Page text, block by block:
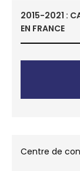
2015-2021 :
EN FRANCE
Centre de